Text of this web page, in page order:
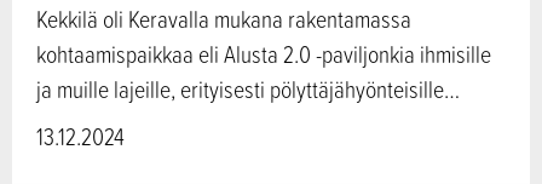
Kekkilä oli Keravalla mukana rakentamassa
kohtaamispaikkaa eli Alusta 2.0 -paviljonkia ihmisille
ja muille lajeille, erityisesti pölyttäjähyönteisille…
13.12.2024